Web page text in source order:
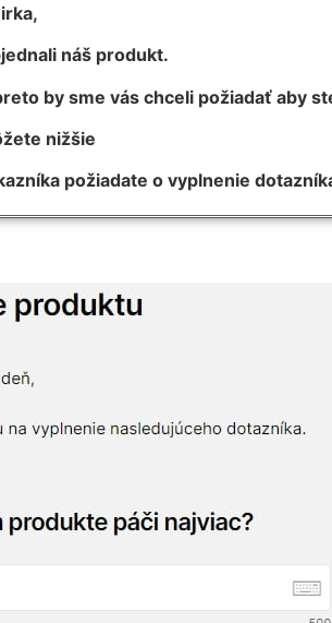
náš produkt.
by sme vás chceli požiadať aby
nižšie
požiadate o vyplnenie